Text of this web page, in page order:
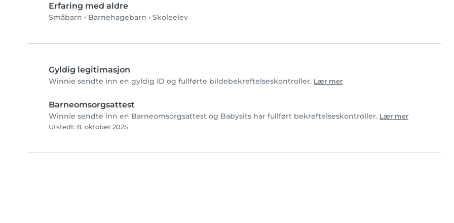
Erfaring med aldre
Småbarn • Barnehagebarn • Skoleelev
Gyldig legitimasjon
Winnie sendte inn en gyldig ID og fullførte bildebekreftelseskontroller. Lær mer
Barneomsorgsattest
Winnie sendte inn en Barneomsorgsattest og Babysits har fullført bekreftelseskontroller. Lær mer
Utstedt: 8. oktober 2025